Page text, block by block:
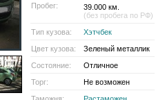
Пробег:
39.000 км.
(без пробега по РФ)
Тип кузова:
Хэтчбек
Цвет кузова:
Зеленый металлик
Состояние:
Отличное
Торг:
Не возможен